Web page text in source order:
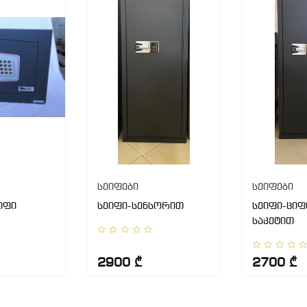
სეიფები
სეიფი-სენსორით
2900 ₾
სეიფები
სეიფი-
საკეტით
2700 ₾